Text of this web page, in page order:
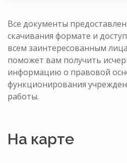
Все документы
скачивания формате и
всем заинтересованным
поможет вам получить
информацию о правовой
функционирования
работы.
На карте